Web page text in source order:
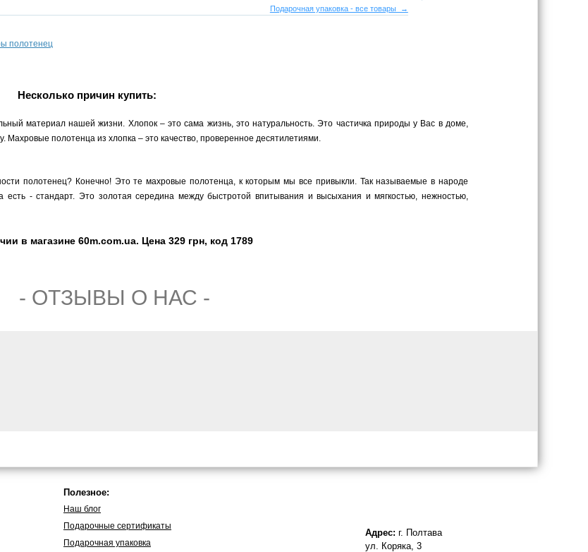
Подарочная упаковка - все товары →
полотенец
Несколько причин купить:
материал нашей жизни. Хлопок – это сама жизнь, это натуральность. Это частичка природы у Вас в доме,
полотенца из хлопка – это качество, проверенное десятилетиями.
полотенец? Конечно! Это те махровые полотенца, к которым мы все привыкли. Так называемые в народе
- стандарт. Это золотая середина между быстротой впитывания и высыхания и мягкостью, нежностью,
в магазине 60m.com.ua. Цена 329 грн, код 1789
- ОТЗЫВЫ О НАС -
Полезное:
Наш блог
Подарочные сертификаты
Подарочная упаковка
Адрес: г. Полтава
ул. Коряка, 3